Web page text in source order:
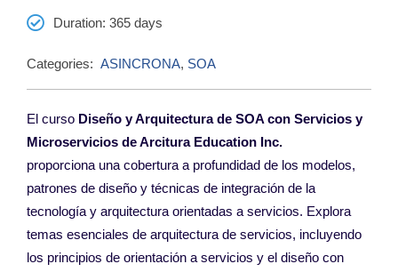
Duration: 365 days
Categories: ASINCRONA, SOA
El curso Diseño y Arquitectura de SOA con Servicios y
Microservicios de Arcitura Education Inc.
proporciona una cobertura a profundidad de los modelos,
patrones de diseño y técnicas de integración de la
tecnología y arquitectura orientadas a servicios. Explora
temas esenciales de arquitectura de servicios, incluyendo
los principios de orientación a servicios y el diseño con